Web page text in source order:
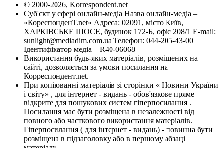
© 2000-2026, Korrespondent.net
Суб'єкт у сфері онлайн-медіа Назва онлайн-медіа –
«КореспонденТ.net» Адреса: 02091, місто Київ,
ХАРКІВСЬКЕ ШОСЕ, будинок 172-Б, офіс 208/1 E-mail:
sunlight@mediadim.com.ua Телефон: 044-205-43-00
Ідентифікатор медіа – R40-06068
Використання будь-яких матеріалів, розміщених на
сайті, дозволяється за умови посилання на
Корреспондент.net.
При копіюванні матеріалів зі сторінки « Новини України
і світу» , для інтернет - видань - обов'язкове пряме
відкрите для пошукових систем гіперпосилання .
Посилання має бути розміщена в незалежності від
повного або часткового використання матеріалів.
Гіперпосилання ( для інтернет - видань) - повинна бути
розміщена в підзаголовку або в першому абзаці